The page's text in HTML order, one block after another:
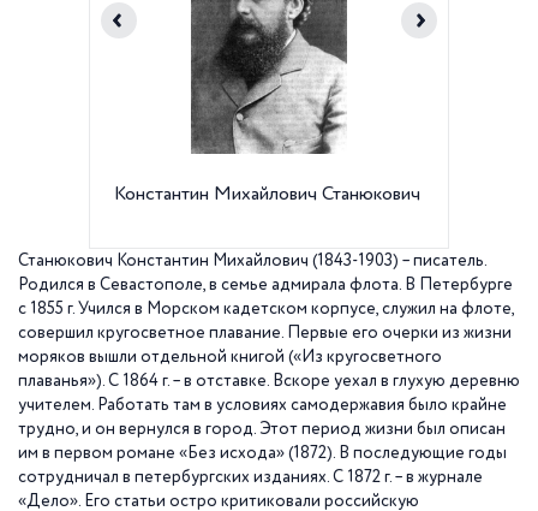
Константин Михайлович Станюкович
Станюкович Константин Михайлович (1843-1903) – писатель.
Родился в Севастополе, в семье адмирала флота. В Петербурге
с 1855 г. Учился в Морском кадетском корпусе, служил на флоте,
совершил кругосветное плавание. Первые его очерки из жизни
моряков вышли отдельной книгой («Из кругосветного
плаванья»). С 1864 г. – в отставке. Вскоре уехал в глухую деревню
учителем. Работать там в условиях самодержавия было крайне
трудно, и он вернулся в город. Этот период жизни был описан
им в первом романе «Без исхода» (1872). В последующие годы
сотрудничал в петербургских изданиях. С 1872 г. – в журнале
«Дело». Его статьи остро критиковали российскую